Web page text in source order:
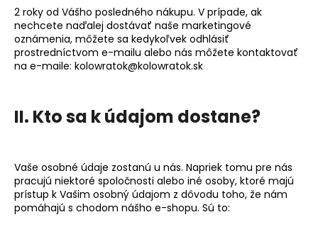
2 roky od Vášho posledného nákupu. V prípade, ak
nechcete naďalej dostávať naše marketingové
oznámenia, môžete sa kedykoľvek odhlásiť
prostredníctvom e-mailu alebo nás môžete kontaktovať
na e-maile: kolowratok@kolowratok.sk
II. Kto sa k údajom dostane?
Vaše osobné údaje zostanú u nás. Napriek tomu pre nás
pracujú niektoré spoločnosti alebo iné osoby, ktoré majú
prístup k Vašim osobný údajom z dôvodu toho, že nám
pomáhajú s chodom nášho e-shopu. Sú to: